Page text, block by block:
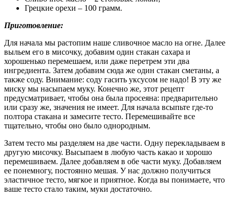
Грецкие орехи – 100 грамм.
Приготовление:
Для начала мы растопим наше сливочное масло на огне. Далее
выльем его в мисочку, добавим один стакан сахара и
хорошенько перемешаем, или даже перетрем эти два
ингредиента. Затем добавим сюда же один стакан сметаны, а
также соду. Внимание: соду гасить уксусом не надо! В эту же
миску мы насыпаем муку. Конечно же, этот рецепт
предусматривает, чтобы она была просеяна: предварительно
или сразу же, значения не имеет. Для начала всыпьте где-то
полтора стакана и замесите тесто. Перемешивайте все
тщательно, чтобы оно было однородным.
Затем тесто мы разделяем на две части. Одну перекладываем в
другую мисочку. Высыпаем в любую часть какао и хорошо
перемешиваем. Далее добавляем в обе части муку. Добавляем
ее понемногу, постоянно мешая. У нас должно получиться
эластичное тесто, мягкое и приятное. Когда вы понимаете, что
ваше тесто стало таким, муки достаточно.